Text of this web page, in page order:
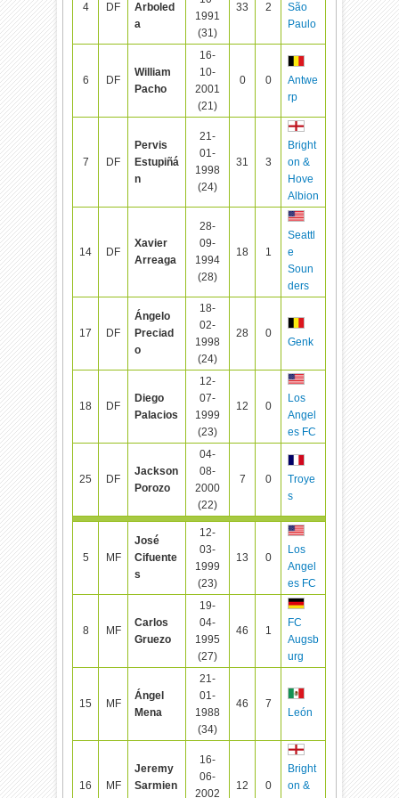
4 DF
Arboled
a
1991
(31)
33 2
São
Paulo
6 DF
William
Pacho
16-
10-
2001
(21)
0 0
Antwe
rp
7 DF
Pervis
Estupiñá
n
21-
01-
1998
(24)
31 3
Bright
on &
Hove
Albion
14 DF
Xavier
Arreaga
28-
09-
1994
(28)
18 1
Seattl
e
Soun
ders
17 DF
Ángelo
Preciad
o
18-
02-
1998
(24)
28 0
Genk
18 DF
Diego
Palacios
12-
07-
1999
(23)
12 0
Los
Angel
es FC
25 DF
Jackson
Porozo
04-
08-
2000
(22)
7 0
Troye
s
5 MF
José
Cifuente
s
12-
03-
1999
(23)
13 0
Los
Angel
es FC
8 MF
Carlos
Gruezo
19-
04-
1995
(27)
46 1
FC
Augsb
urg
15 MF
Ángel
Mena
21-
01-
1988
(34)
46 7
León
16 MF
Jeremy
Sarmien
16-
06-
2002
12 0
Bright
on &